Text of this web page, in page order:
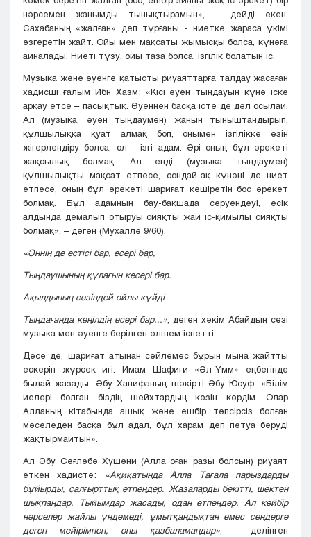
нәрсемен жанымды тынықтырамын», – дейді екен.
Сахабаның «жалған» деп тұрғаны - ниетке жараса үкімі
өзгеретін жайт. Ойы мен мақсаты жымысқы болса, күнәға
айналады. Ниеті түзу, ойы таза болса, ізгілік болатын іс.
Музыка және әуенге қатысты риуаяттарға талдау жасаған
хадисші ғалым Ибн Хазм: «Кісі әуен тыңдауын күнә іске
арқау етсе – пасықтық. Әуеннен басқа істе де дәл осылай.
Ал (музыка, әуен тыңдаумен) жанын тыныштандырып,
құлшылыққа қуат алмақ боп, онымен ізгілікке өзін
жігерлендіру болса, ол - ізгі адам. Әрі оның бұл әрекеті
жақсылық болмақ. Ал енді (музыка тыңдаумен)
құлшылықты мақсат етпесе, сондай-ақ күнәні де ниет
етпесе, оның бұл әрекеті шариғат кешіретін бос әрекет
болмақ. Бұл адамның бау-бақшада серуендеуі, есік
алдында демалып отыруы сияқты жай іс-қимылы сияқты
болмақ», – деген (Мухаллә 9/60).
«Әннің де естісі бар, есері бар,
Тыңдаушының құлағын кесері бар.
Ақылдының сөзіндей ойлы күйді
Тыңдағанда көңілдің өсері бар...» , деген хәкім Абайдың сөзі
музыка мен әуенге берілген өлшем іспетті.
Десе де, шариғат атынан сөйлемес бұрын мына жайтты
ескеріп жүрсек игі. Имам Шафиғи «Әл-Үмм» еңбегінде
былай жазады: Әбу Ханифаның шәкірті Әбу Юсуф: «Білім
иелері болған біздің шейхтардың көзін көрдім. Олар
Алланың кітабында ашық және ешбір тәпсірсіз болған
мәселеден басқа бұл адал, бұл харам деп пәтуа беруді
жақтырмайтын».
Ал Әбу Сәғләбә Хушәни (Алла оған разы болсын) риуаят
еткен хадисте:
«Ақиқатында Алла Тағала парыздарды
бұйырды, салғырттық етпеңдер. Жазаларды бекітті, шектен
шықпаңдар. Тыйымдар жасады, одан өтпеңдер. Ал кейбір
нәрселер жайлы үндемеді, ұмытқандықтан емес сендерге
деген мейірімнен, оны қазбаламаңдар», - делінген